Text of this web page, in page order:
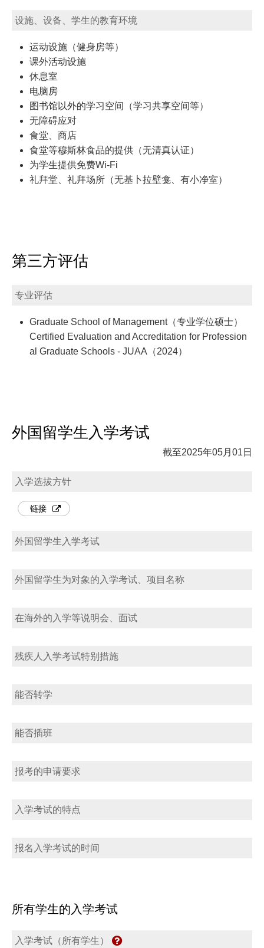
设施、设备、学生的教育环境
运动设施（健身房等）
课外活动设施
休息室
电脑房
图书馆以外的学习空间（学习共享空间等）
无障碍应对
食堂、商店
食堂等穆斯林食品的提供（无清真认证）
为学生提供免费Wi-Fi
礼拜堂、礼拜场所（无基卜拉壁龛、有小净室）
第三方评估
专业评估
Graduate School of Management（专业学位硕士）
Certified Evaluation and Accreditation for Profession
al Graduate Schools - JUAA（2024）
外国留学生入学考试
截至2025年05月01日
入学选拔方针
链接
外国留学生入学考试
外国留学生为对象的入学考试、项目名称
在海外的入学等说明会、面试
残疾人入学考试特别措施
能否转学
能否插班
报考的申请要求
入学考试的特点
报名入学考试的时间
所有学生的入学考试
入学考试（所有学生）